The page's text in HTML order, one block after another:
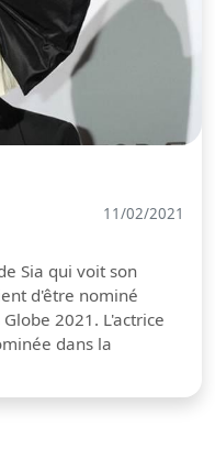
11/02/2021
Sia qui voit son
d'être nominé
2021. L'actrice
dans la